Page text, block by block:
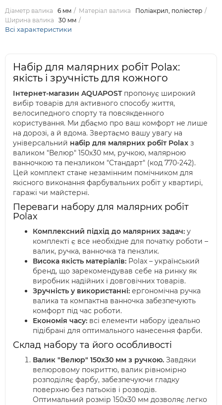
Діаметр валика 6 мм Матеріал валика
Поліакрил, поліестер
Ширина валика
30 мм
Всі характеристики
Набір для малярних робіт Polax:
якість і зручність для кожного
Інтернет-магазин AQUAPOSTпропонує широкий
вибір товарів для активного способу життя,
велосипедного спорту та повсякденного
користування. Ми дбаємо про ваш комфорт не лише
на дорозі, а й вдома. Звертаємо вашу увагу на
універсальний набір для малярних робіт Polax з
валиком "Велюр" 150х30 мм, ручкою, малярною
ванночкою та пензликом "Стандарт" (код 770-242).
Цей комплект стане незамінним помічником для
якісного виконання фарбувальних робіт у квартирі,
гаражі чи майстерні.
Переваги набору для малярних робіт
Polax
Комплексний підхід до малярних задач: у
комплекті є все необхідне для початку роботи –
валик, ручка, ванночка та пензлик.
Висока якість матеріалів: Polax – український
бренд, що зарекомендував себе на ринку як
виробник надійних і довговічних товарів.
Зручність у використанні: ергономічна ручка
валика та компактна ванночка забезпечують
комфорт під час роботи.
Економія часу: всі елементи набору ідеально
підібрані для оптимального нанесення фарби.
Склад набору та його особливості
Валик "Велюр" 150х30 мм з ручкою. Завдяки
велюровому покриттю, валик рівномірно
розподіляє фарбу, забезпечуючи гладку
поверхню без патьоків і розводів.
Оптимальний розмір 150х30 мм дозволяє легко